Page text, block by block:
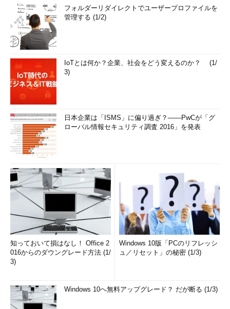
フォルダーリダイレクトでユーザープロファイルを
管理する (1/2)
IoTとは何か？企業、社会をどう変えるのか？ (1/
3)
日本企業は「ISMS」に偏り過ぎ？――PwCが「グ
ローバル情報セキュリティ調査 2016」を発表
知っておいて損はなし！ Office 2
016からのダウングレード方法 (1/
3)
Windows 10版「PCのリフレッシ
ュ／リセット」の秘密 (1/3)
Windows 10へ無料アップグレード？ だが断る (1/3)